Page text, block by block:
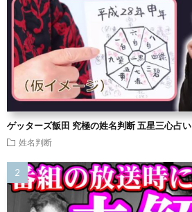
ゲッターズ飯田 究極の姓名判断 五星三心占い
姓名判断